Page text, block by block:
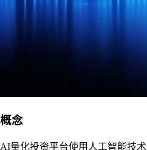
概念
AI量化投资平台使用人工智能技